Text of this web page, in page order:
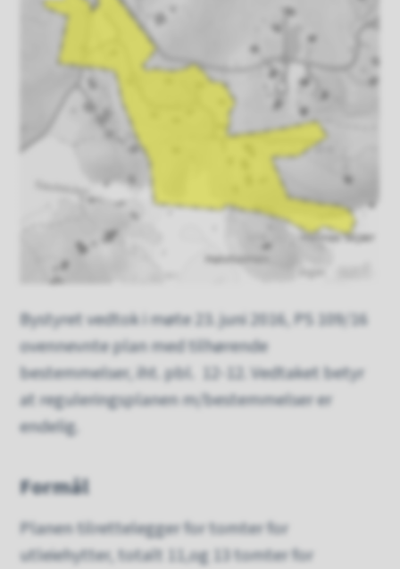
Bystyret vedtok i møte 23. juni 2016, PS 109/16
ovennevnte plan med tilhørende
bestemmelser, iht. pbl. 12-12. Vedtaket betyr
at reguleringsplanen m/bestemmelser er
endelig.
Formål
Planen tilrettelegger for tomter for
utleiehytter, totalt 11,og 13 tomter for